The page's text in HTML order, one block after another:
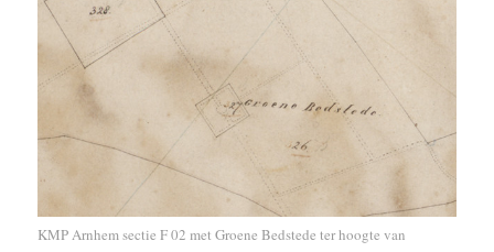
KMP Arnhem sectie F 02 met Groene Bedstede ter hoogte van